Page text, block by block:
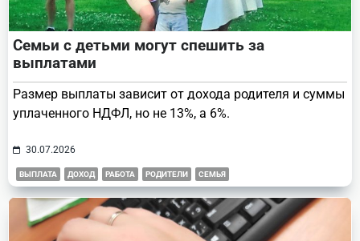
Семьи с детьми могут спешить за
выплатами
Размер выплаты зависит от дохода родителя и суммы
уплаченного НДФЛ, но не 13%, а 6%.
30.07.2026
ВЫПЛАТА ДОХОД РАБОТА РОДИТЕЛИ СЕМЬЯ